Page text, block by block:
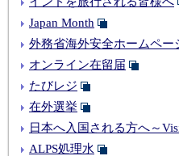
Japan Month
外務省海外安全ホームペー
オンライン在留届
たびレジ
在外選挙
日本へ入国される方へ～
ALPS処理水